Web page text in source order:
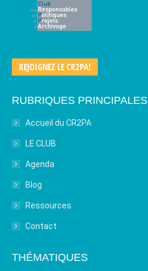
REJOIGNEZ LE CR2PA!
RUBRIQUES PRINCIPALES
Accueil du CR2PA
LE CLUB
Agenda
Blog
Ressources
Contact
THÉMATIQUES